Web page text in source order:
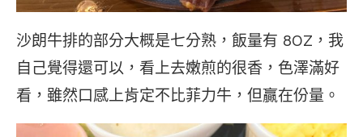
沙朗牛排的部分大概是七分熟，飯量有 8OZ，我
自己覺得還可以，看上去嫩煎的很香，色澤滿好
看，雖然口感上肯定不比菲力牛，但贏在份量。